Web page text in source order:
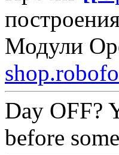
Модули
Day OFF?
before